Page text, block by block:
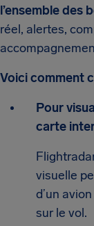
l’ensemble des
réel, alertes,
Voici comment
Pour
carte
visuelle
d’un
sur le vol.